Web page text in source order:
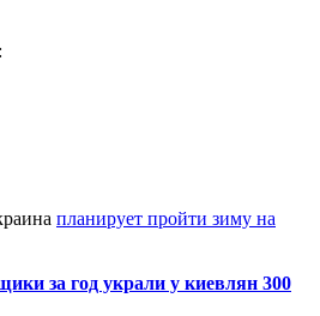
планирует пройти зиму на
за год украли у киевлян 300